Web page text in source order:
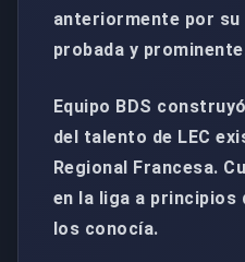
anteriormente por
probada y
Equipo BDS
del talento de LEC
Regional Francesa.
en la liga a principios
los conocía.